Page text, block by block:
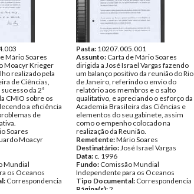
Mário Soares
Moacyr Krieger
realizado pela
de Ciências,
da 2ª
CMIO sobre os
a eficiência
de
Soares
Moacyr
Mundial
os Oceanos
Correspondencia
Pasta: 10207.005.001
Assunto: Carta de Mário Soares
dirigida a José Israel Vargas fazendo
um balanço positivo da reunião do Rio
de Janeiro, referindo o envio do
relatório aos membros e o salto
qualitativo, e apreciando o esforço da
Academia Brasileira das Ciências e
elementos do seu gabinete, assim
como o empenho colocado na
realização da Reunião.
Remetente:Mário Soares
Destinatário:José Israel Vargas
Data: c. 1996
Fundo: Comissão Mundial
Independente para os Oceanos
Tipo Documental: Correspondencia
Página(s):2